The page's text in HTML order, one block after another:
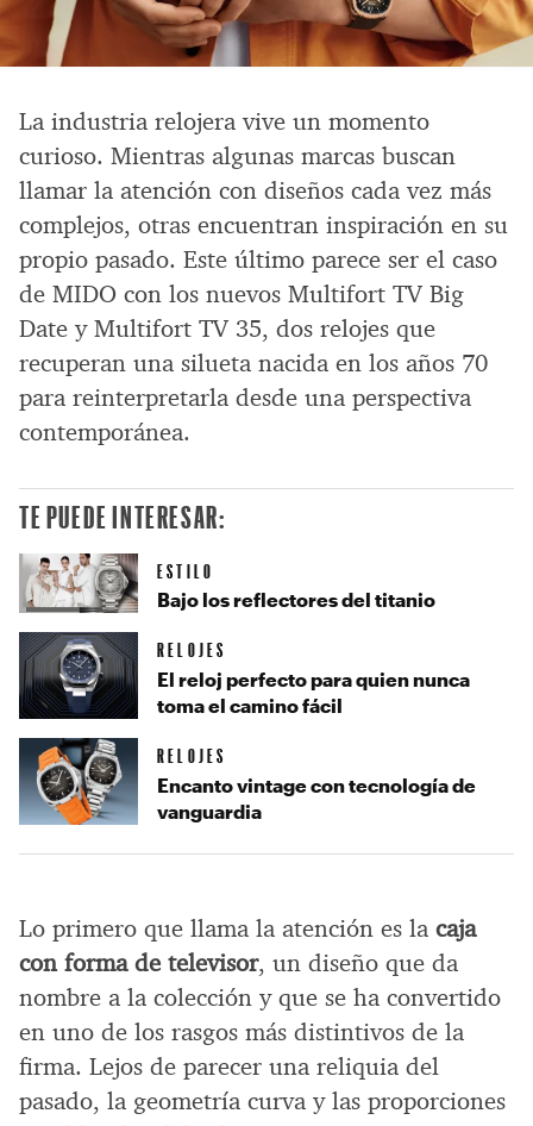
La industria relojera vive un momento
curioso. Mientras algunas marcas buscan
llamar la atención con diseños cada vez más
complejos, otras encuentran inspiración en su
propio pasado. Este último parece ser el caso
de MIDO con los nuevos Multifort TV Big
Date y Multifort TV 35, dos relojes que
recuperan una silueta nacida en los años 70
para reinterpretarla desde una perspectiva
contemporánea.
Lo primero que llama la atención es la caja
con forma de televisor, un diseño que da
nombre a la colección y que se ha convertido
en uno de los rasgos más distintivos de la
firma. Lejos de parecer una reliquia del
pasado, la geometría curva y las proporciones
TE PUEDE INTERESAR:
ESTILO
Bajo los reflectores del titanio
RELOJES
El reloj perfecto para quien nunca
toma el camino fácil
RELOJES
Encanto vintage con tecnología de
vanguardia